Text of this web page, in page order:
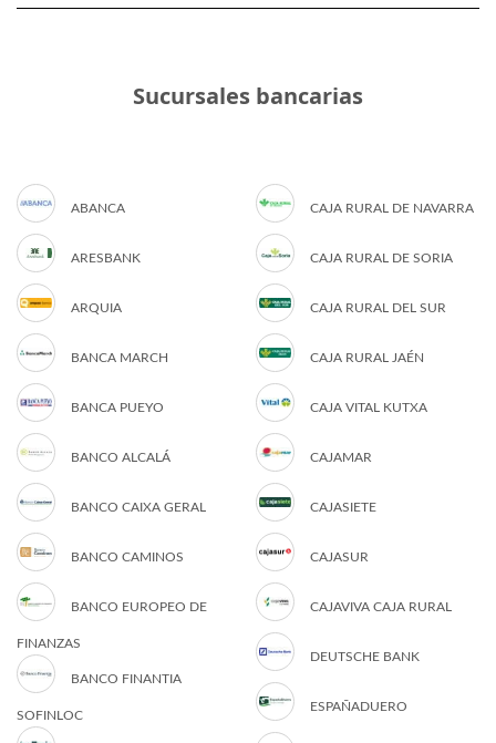
Sucursales bancarias
ABANCA
ARESBANK
ARQUIA
BANCA MARCH
BANCA PUEYO
BANCO ALCALÁ
BANCO CAIXA GERAL
BANCO CAMINOS
BANCO EUROPEO DE
FINANZAS
BANCO FINANTIA
SOFINLOC
CAJA RURAL DE NAVARRA
CAJA RURAL DE SORIA
CAJA RURAL DEL SUR
CAJA RURAL JAÉN
CAJA VITAL KUTXA
CAJAMAR
CAJASIETE
CAJASUR
CAJAVIVA CAJA RURAL
DEUTSCHE BANK
ESPAÑADUERO